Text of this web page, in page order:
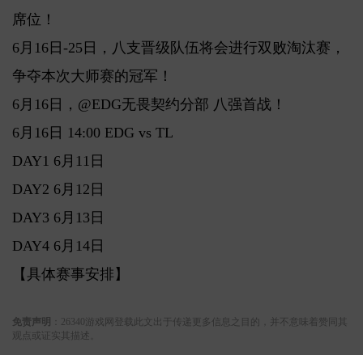
席位！
6月16日-25日，八支晋级队伍将会进行双败淘汰赛，
争夺本次大师赛的冠军！
6月16日，@EDG无畏契约分部 八强首战！
6月16日 14:00 EDG vs TL
DAY1 6月11日
DAY2 6月12日
DAY3 6月13日
DAY4 6月14日
【具体赛事安排】
免责声明
：26340游戏网登载此文出于传递更多信息之目的，并不意味着赞同其
观点或证实其描述。